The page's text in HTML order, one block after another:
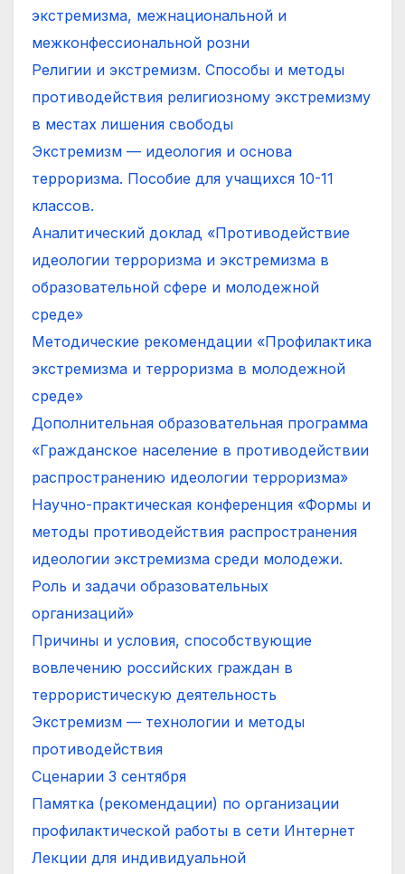
экстремизма, межнациональной и
межконфессиональной розни
Религии и экстремизм. Способы и методы
противодействия религиозному экстремизму
в местах лишения свободы
Экстремизм — идеология и основа
терроризма. Пособие для учащихся 10-11
классов.
Аналитический доклад «Противодействие
идеологии терроризма и экстремизма в
образовательной сфере и молодежной
среде»
Методические рекомендации «Профилактика
экстремизма и терроризма в молодежной
среде»
Дополнительная образовательная программа
«Гражданское население в противодействии
распространению идеологии терроризма»
Научно-практическая конференция «Формы и
методы противодействия распространения
идеологии экстремизма среди молодежи.
Роль и задачи образовательных
организаций»
Причины и условия, способствующие
вовлечению российских граждан в
террористическую деятельность
Экстремизм — технологии и методы
противодействия
Сценарии 3 сентября
Памятка (рекомендации) по организации
профилактической работы в сети Интернет
Лекции для индивидуальной